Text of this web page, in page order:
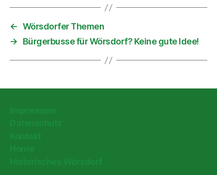
← Wörsdorfer Themen
→
Bürgerbusse für Wörsdorf? Keine gute Idee!